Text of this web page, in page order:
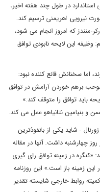
در طول چند هفته اخیر،
نیرویی اهریمنی ترسیم کند.
منندز که امروز انجام می شود،
وظیفه این لایحه نابودی توافق
اما سخنانش قانع کننده نبود:
برهم خوردن آرامش در توافق
باید توافق را متوقف کند.»
و بنیامین نتانیاهو عمل می کند.
- شاید یکی از بانفوذترین
چهارشنبه داشت. آنها در مقاله
«کنگره در زمینه توافق رای گیری
زمینه باز است.» این روزنامه
روابط خارجی شایسته تقدیر